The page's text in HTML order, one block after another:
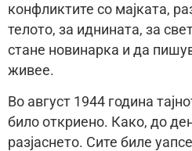
конфликтите со мајката,
телото, за иднината, за
стане новинарка и да
живее.
Во август 1944 година
било откриено. Како, до
разјаснето. Сите биле